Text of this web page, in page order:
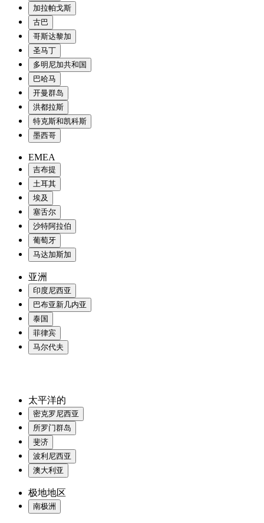
加拉帕戈斯
古巴
哥斯达黎加
圣马丁
多明尼加共和国
巴哈马
开曼群岛
洪都拉斯
特克斯和凯科斯
墨西哥
EMEA
吉布提
土耳其
埃及
塞舌尔
沙特阿拉伯
葡萄牙
马达加斯加
亚洲
印度尼西亚
巴布亚新几内亚
泰国
菲律宾
马尔代夫
太平洋的
密克罗尼西亚
所罗门群岛
斐济
波利尼西亚
澳大利亚
极地地区
南极洲